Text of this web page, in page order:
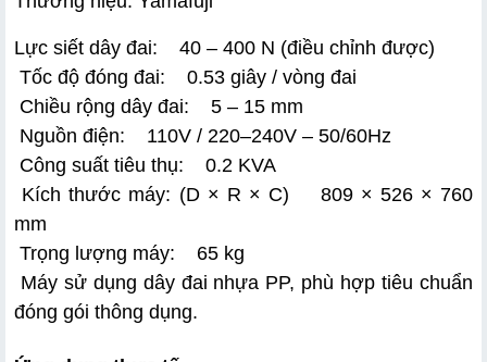
Lực siết dây đai:    40 – 400 N (điều chỉnh được)
Tốc độ đóng đai:    0.53 giây / vòng đai
Chiều rộng dây đai:    5 – 15 mm
Nguồn điện:    110V / 220–240V – 50/60Hz
Công suất tiêu thụ:    0.2 KVA
mm
Trọng lượng máy:    65 kg
đóng gói thông dụng.